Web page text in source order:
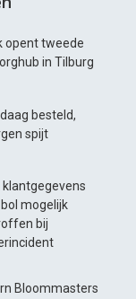
opent tweede
in Tilburg
besteld,
spijt
klantgegevens
mogelijk
bij
Bloommasters